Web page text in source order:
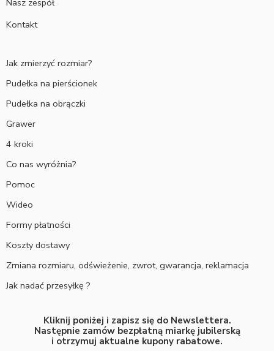
Kontakt
Jak zmierzyć rozmiar?
Pudełka na pierścionek
Pudełka na obrączki
Grawer
4 kroki
Co nas wyróżnia?
Pomoc
Wideo
Formy płatności
Koszty dostawy
Zmiana rozmiaru, odświeżenie, zwrot, gwarancja, reklamacja
Jak nadać przesyłkę ?
Kliknij poniżej i zapisz się do Newslettera.
Następnie zamów bezpłatną miarkę jubilerską
i otrzymuj aktualne kupony rabatowe.